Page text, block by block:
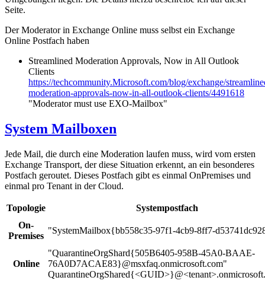
Seite.
Der Moderator in Exchange Online muss selbst ein Exchange
Online Postfach haben
Streamlined Moderation Approvals, Now in All Outlook
Clients
https://techcommunity.Microsoft.com/blog/exchange/
moderation-approvals-now-in-all-outlook-clients/4491618
"Moderator must use EXO-Mailbox"
System Mailboxen
Jede Mail, die durch eine Moderation laufen muss, wird vom ersten
Exchange Transport, der diese Situation erkennt, an ein besonderes
Postfach geroutet. Dieses Postfach gibt es einmal OnPremises und
einmal pro Tenant in der Cloud.
Topologie
Systempostfach
On-
Premises
"SystemMailbox{bb558c35-97f1-4cb9-8ff7-
Online
"QuarantineOrgShard{505B6405-958B-45A0-BAAE-
76A0D7ACAE83}@msxfaq.onmicrosoft.com"